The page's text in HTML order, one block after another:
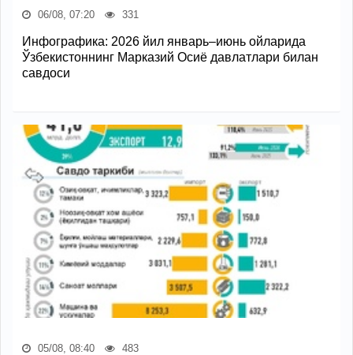
06/08, 07:20 331
Инфографика: 2026 йил январь–июнь ойларида
Ўзбекистоннинг Марказий Осиё давлатлари билан
савдоси
05/08, 08:40 483